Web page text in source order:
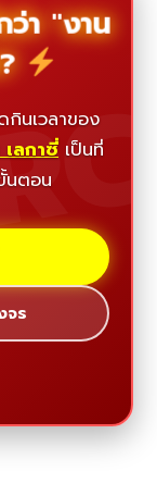
า "งาน
กินเวลาของ
ลกาซี่ เป็นที่
นตอน
จร